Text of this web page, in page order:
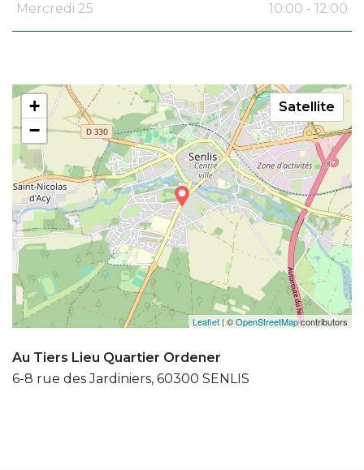
Mercredi 25 10:00 - 12:00
+
−
Leaflet | ©OpenStreetMapcontributors
Satellite
Au Tiers Lieu Quartier Ordener
6-8 rue des Jardiniers, 60300 SENLIS